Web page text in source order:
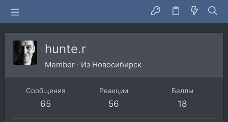
hunte.r
Member · Из Новосибирск
Сообщения
65
Реакции
56
Баллы
18